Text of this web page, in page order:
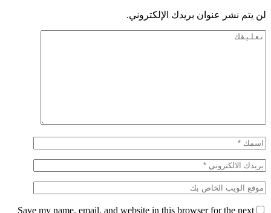
لن يتم نشر عنوان بريدك الإلكتروني.
Save my name, email, and website in this browser for the next